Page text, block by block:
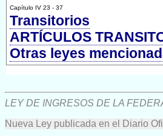
Capítulo IV 23 - 37
Transitorios
ARTÍCULOS
Otras leyes
LEY DE INGRESOS DE LA
Nueva Ley publicada en el Diario